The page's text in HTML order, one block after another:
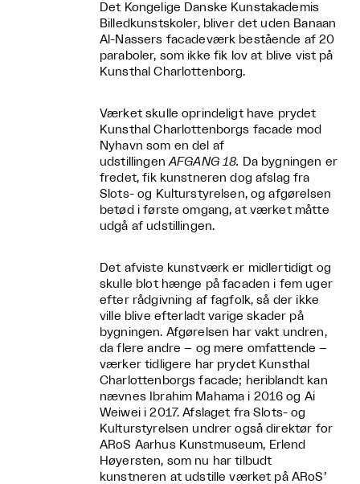
Det Kongelige Danske Kunstakademis
Billedkunstskoler, bliver det uden Banaan
Al-Nassers facadeværk bestående af 20
paraboler, som ikke fik lov at blive vist på
Kunsthal Charlottenborg.
Værket skulle oprindeligt have prydet
Kunsthal Charlottenborgs facade mod
Nyhavn som en del af
udstillingen AFGANG 18. Da bygningen er
fredet, fik kunstneren dog afslag fra
Slots- og Kulturstyrelsen, og afgørelsen
betød i første omgang, at værket måtte
udgå af udstillingen.
Det afviste kunstværk er midlertidigt og
skulle blot hænge på facaden i fem uger
efter rådgivning af fagfolk, så der ikke
ville blive efterladt varige skader på
bygningen. Afgørelsen har vakt undren,
da flere andre – og mere omfattende –
værker tidligere har prydet Kunsthal
Charlottenborgs facade; heriblandt kan
nævnes Ibrahim Mahama i 2016 og Ai
Weiwei i 2017. Afslaget fra Slots- og
Kulturstyrelsen undrer også direktør for
ARoS Aarhus Kunstmuseum, Erlend
Høyersten, som nu har tilbudt
kunstneren at udstille værket på ARoS’